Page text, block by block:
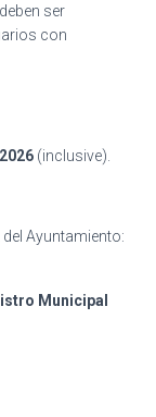
deben ser
con
(inclusive)
del Ayuntamiento:
Municipal